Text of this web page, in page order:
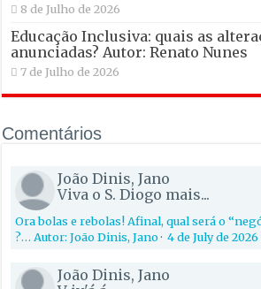
8 de Julho de 2026
Educação Inclusiva: quais as
anunciadas? Autor: Renato Nunes
7 de Julho de 2026
Comentários
João Dinis, Jano
Viva o S. Diogo mais...
Ora bolas e rebolas! Afinal, qual será o
?… Autor: João Dinis, Jano·4 de July de 2026
João Dinis, Jano